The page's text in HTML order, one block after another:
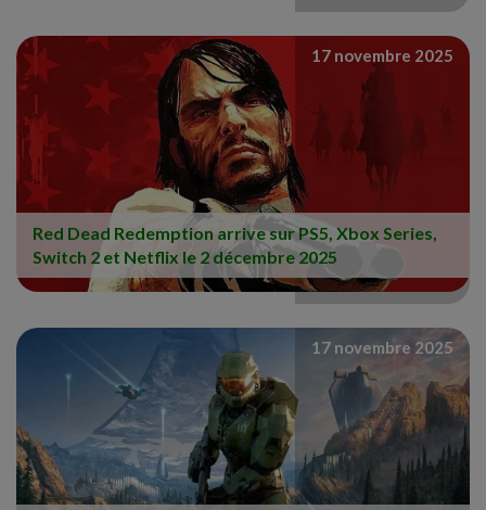
Red Dead Redemption arrive sur PS5, Xbox Series,
Switch 2 et Netflix le 2 décembre 2025
17 novembre 2025
17 novembre 2025